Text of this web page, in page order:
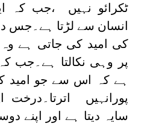
ٹکرائو نہیں ،جب کہ
انسان سے لڑتا
کی امید کی جاتی ہے
پر وہی نکالتا ہے۔جب
ہے کہ اس سے جو امید
پورانہیں اترتا۔درخت
سایہ دیتا ہے اور اپنے